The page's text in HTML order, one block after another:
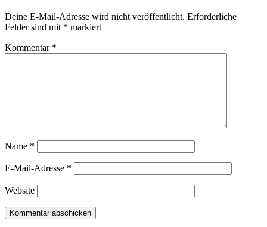
Deine E-Mail-Adresse wird nicht veröffentlicht. Erforderliche
Felder sind mit * markiert
Kommentar *
Name *
E-Mail-Adresse *
Website